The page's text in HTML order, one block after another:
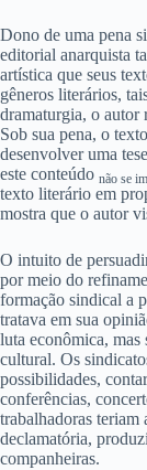
Dono de uma pena
editorial anarquista
artística que seus
gêneros literários,
dramaturgia, o autor
Sob sua pena, o
desenvolver uma
este conteúdo não se
texto literário em
mostra que o autor
O intuito de
por meio do
formação sindical a
tratava em sua
luta econômica, mas
cultural. Os
possibilidades,
conferências,
trabalhadoras teriam
declamatória,
companheiras.